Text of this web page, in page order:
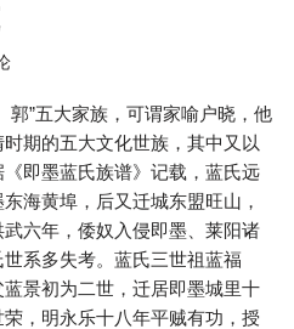
郭”五大家族，可谓家喻户晓，他
期的五大文化世族，其中又以
即墨蓝氏族谱》记载，蓝氏远
海黄埠，后又迁城东盟旺山，
六年，倭奴入侵即墨、莱阳诸
系多失考。蓝氏三世祖蓝福
景初为二世，迁居即墨城里十
，明永乐十八年平贼有功，授